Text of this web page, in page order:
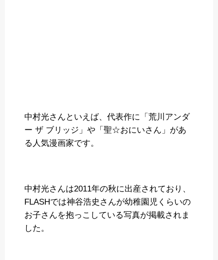
中村光さんといえば、代表作に「荒川アンダ
ー ザ ブリッジ」や「聖☆おにいさん」があ
る人気漫画家です。
中村光さんは2011年の秋に出産されており、
FLASHでは神谷浩史さんが幼稚園児くらいの
お子さんを抱っこしている写真が掲載されま
した。